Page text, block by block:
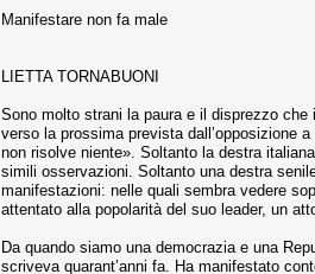
Manifestare non fa male
LIETTA TORNABUONI
Sono molto strani la paura e il disprezzo
verso la prossima prevista dall’opposizione
non risolve niente». Soltanto la destra
simili osservazioni. Soltanto una destra
manifestazioni: nelle quali sembra vedere
attentato alla popolarità del suo leader, un
Da quando siamo una democrazia e una
scriveva quarant’anni fa. Ha manifestato